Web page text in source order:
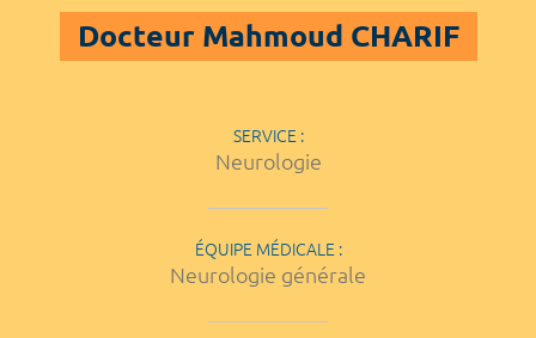
Docteur Mahmoud CHARIF
SERVICE :
Neurologie
ÉQUIPE MÉDICALE :
Neurologie générale